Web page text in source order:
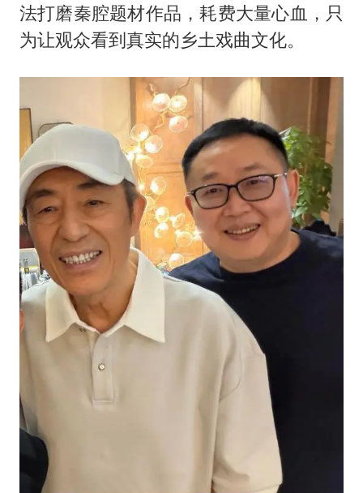
法打磨秦腔题材作品，耗费大量心血，只
为让观众看到真实的乡土戏曲文化。